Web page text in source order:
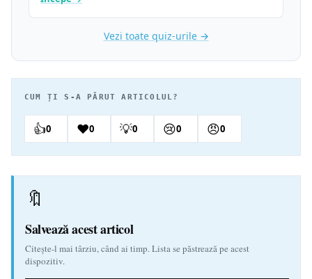
Vezi toate quiz-urile →
CUM ȚI S-A PĂRUT ARTICOLUL?
👍0 ❤️0 💡0 😢0 😠0
🔖
Salvează acest articol
Citește-l mai târziu, când ai timp. Lista se păstrează pe acest
dispozitiv.